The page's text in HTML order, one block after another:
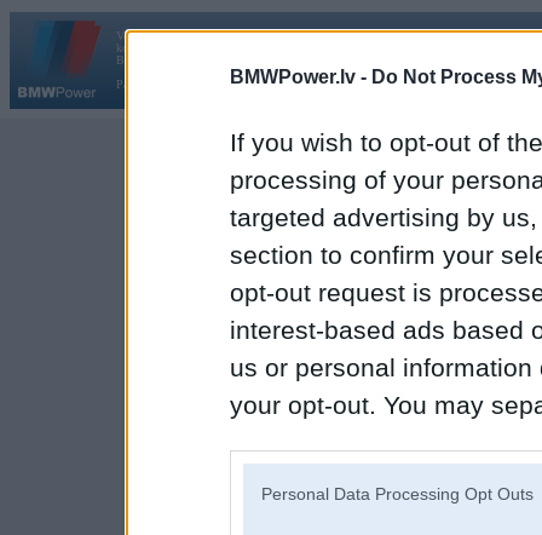
BMWPower.lv - Do Not Process
If you wish to opt-out of
processing of your
targeted advertising by
section to confirm your
opt-out request is
interest-based ads based
us or personal
your opt-out. You may
Personal Data Processing Opt Outs
Vortāls BMWPower.lv darbojas
kopš 2002. gada 14. maija. Tas nav auto klubs un nav saistīts ar
BMW AG.
Par BMWPower
Kontakti|Reklāma